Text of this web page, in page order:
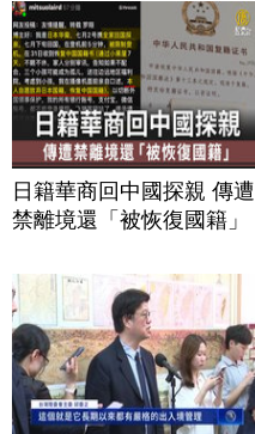
日籍華商回中國探親 傳遭
禁離境還「被恢復國籍」